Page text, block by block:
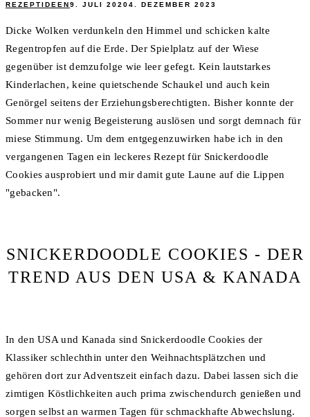
REZEPTIDEEN9. JULI 20204. DEZEMBER 2023
Dicke Wolken verdunkeln den Himmel und schicken kalte
Regentropfen auf die Erde. Der Spielplatz auf der Wiese
gegenüber ist demzufolge wie leer gefegt. Kein lautstarkes
Kinderlachen, keine quietschende Schaukel und auch kein
Genörgel seitens der Erziehungsberechtigten. Bisher konnte der
Sommer nur wenig Begeisterung auslösen und sorgt demnach für
miese Stimmung. Um dem entgegenzuwirken habe ich in den
vergangenen Tagen ein leckeres Rezept für Snickerdoodle
Cookies ausprobiert und mir damit gute Laune auf die Lippen
"gebacken".
SNICKERDOODLE COOKIES - DER
TREND AUS DEN USA & KANADA
In den USA und Kanada sind Snickerdoodle Cookies der
Klassiker schlechthin unter den Weihnachtsplätzchen und
gehören dort zur Adventszeit einfach dazu. Dabei lassen sich die
zimtigen Köstlichkeiten auch prima zwischendurch genießen und
sorgen selbst an warmen Tagen für schmackhafte Abwechslung.